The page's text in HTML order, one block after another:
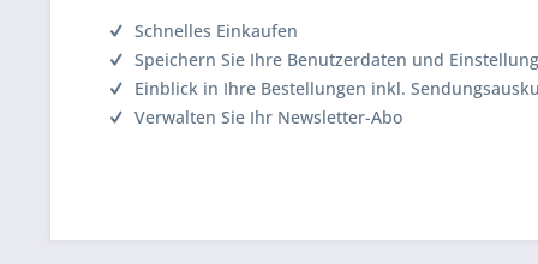
Schnelles Einkaufen
Speichern Sie Ihre Benutzerdaten und
Einblick in Ihre Bestellungen inkl.
Verwalten Sie Ihr Newsletter-Abo